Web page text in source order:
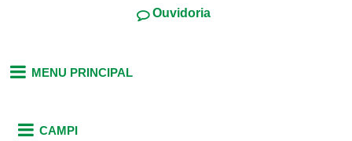
Ouvidoria
MENU PRINCIPAL
CAMPI